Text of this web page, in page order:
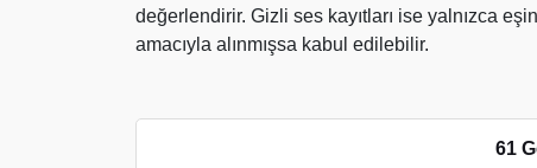
değerlendirir. Gizli ses kayıtları ise yalnızca
amacıyla alınmışsa kabul edilebilir.
61